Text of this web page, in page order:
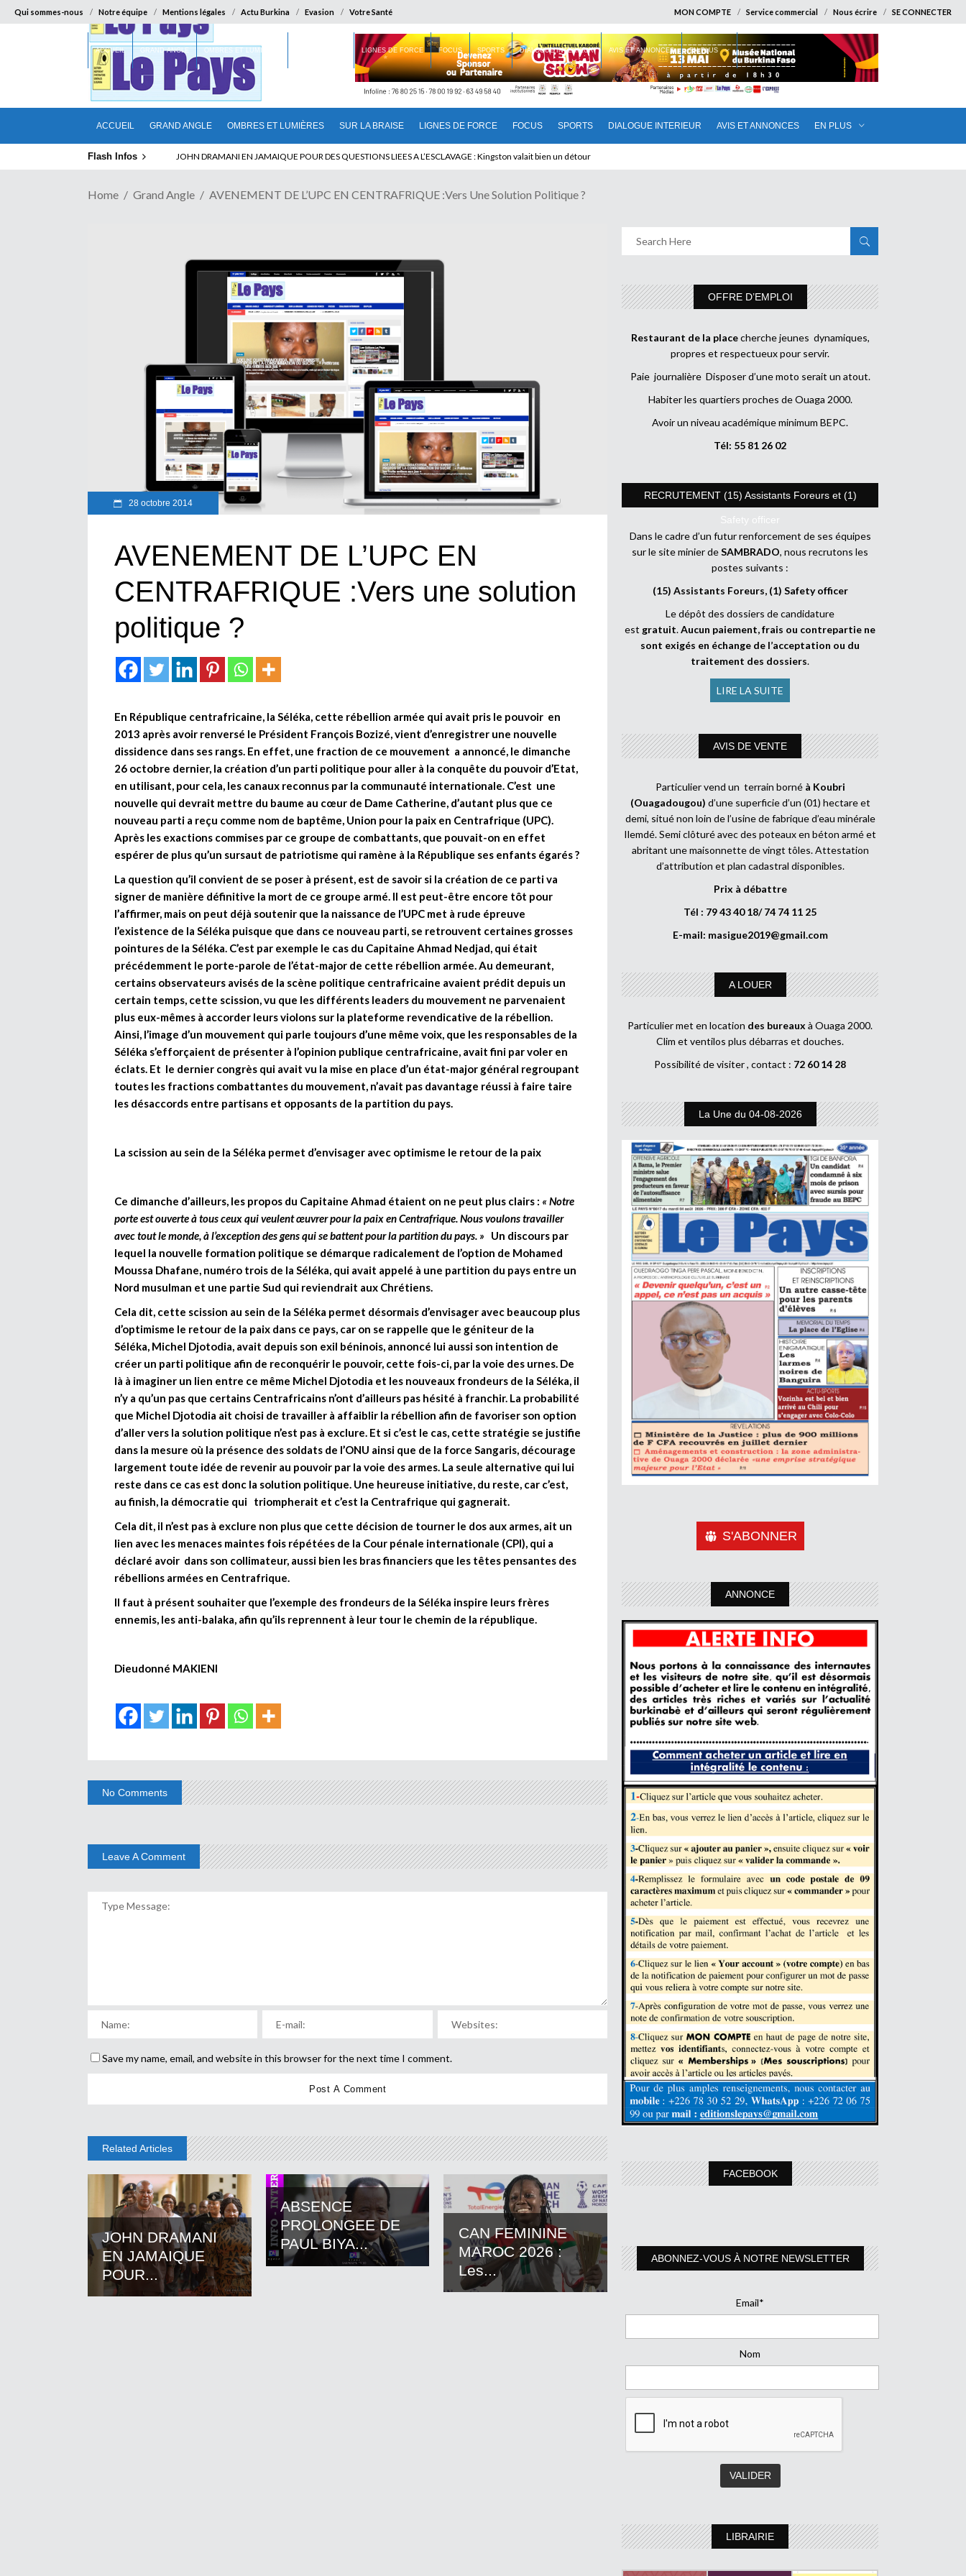
Qui sommes-nous Notre équipe Mentions légales Actu Burkina Evasion Votre Santé MON COMPTE Service commercial Nous écrire SE CONNECTER
ACCUEIL GRAND ANGLE OMBRES ET LUMIÈRES SUR LA BRAISE LIGNES DE FORCE FOCUS SPORTS DIALOGUE INTERIEUR AVIS ET ANNONCES EN PLUS
ACCUEIL GRAND ANGLE OMBRES ET LUMIÈRES LIGNES DE FORCE FOCUS SPORTS DIALOGUE INTERIEUR AVIS ET ANNONCES EN PLUS
Flash Infos ELECTION DE TALON A LA TETE DU SENAT BENINOIS : Quand Patrice quitte le pouvoir sans partir !
Home Grand Angle AVENEMENT DE L’UPC EN CENTRAFRIQUE :Vers Une Solution Politique ?
28 octobre 2014
AVENEMENT DE L’UPC EN
CENTRAFRIQUE :Vers une solution
politique ?
En République centrafricaine, la Séléka, cette rébellion armée qui avait pris le pouvoir en
2013 après avoir renversé le Président François Bozizé, vient d’enregistrer une nouvelle
dissidence dans ses rangs. En effet, une fraction de ce mouvement a annoncé, le dimanche
26 octobre dernier, la création d’un parti politique pour aller à la conquête du pouvoir d’Etat,
en utilisant, pour cela, les canaux reconnus par la communauté internationale. C’est une
nouvelle qui devrait mettre du baume au cœur de Dame Catherine, d’autant plus que ce
nouveau parti a reçu comme nom de baptême, Union pour la paix en Centrafrique (UPC).
Après les exactions commises par ce groupe de combattants, que pouvait-on en effet
espérer de plus qu’un sursaut de patriotisme qui ramène à la République ses enfants égarés ?
La question qu’il convient de se poser à présent, est de savoir si la création de ce parti va
signer de manière définitive la mort de ce groupe armé. Il est peut-être encore tôt pour
l’affirmer, mais on peut déjà soutenir que la naissance de l’UPC met à rude épreuve
l’existence de la Séléka puisque que dans ce nouveau parti, se retrouvent certaines grosses
pointures de la Séléka. C’est par exemple le cas du Capitaine Ahmad Nedjad, qui était
précédemment le porte-parole de l’état-major de cette rébellion armée. Au demeurant,
certains observateurs avisés de la scène politique centrafricaine avaient prédit depuis un
certain temps, cette scission, vu que les différents leaders du mouvement ne parvenaient
plus eux-mêmes à accorder leurs violons sur la plateforme revendicative de la rébellion.
Ainsi, l’image d’un mouvement qui parle toujours d’une même voix, que les responsables de la
Séléka s’efforçaient de présenter à l’opinion publique centrafricaine, avait fini par voler en
éclats. Et le dernier congrès qui avait vu la mise en place d’un état-major général regroupant
toutes les fractions combattantes du mouvement, n’avait pas davantage réussi à faire taire
les désaccords entre partisans et opposants de la partition du pays.
La scission au sein de la Séléka permet d’envisager avec optimisme le retour de la paix
Ce dimanche d’ailleurs, les propos du Capitaine Ahmad étaient on ne peut plus clairs : « Notre
porte est ouverte à tous ceux qui veulent œuvrer pour la paix en Centrafrique. Nous voulons travailler
avec tout le monde, à l’exception des gens qui se battent pour la partition du pays. » Un discours par
lequel la nouvelle formation politique se démarque radicalement de l’option de Mohamed
Moussa Dhafane, numéro trois de la Séléka, qui avait appelé à une partition du pays entre un
Nord musulman et une partie Sud qui reviendrait aux Chrétiens.
Cela dit, cette scission au sein de la Séléka permet désormais d’envisager avec beaucoup plus
d’optimisme le retour de la paix dans ce pays, car on se rappelle que le géniteur de la
Séléka, Michel Djotodia, avait depuis son exil béninois, annoncé lui aussi son intention de
créer un parti politique afin de reconquérir le pouvoir, cette fois-ci, par la voie des urnes. De
là à imaginer un lien entre ce même Michel Djotodia et les nouveaux frondeurs de la Séléka, il
n’y a qu’un pas que certains Centrafricains n’ont d’ailleurs pas hésité à franchir. La probabilité
que Michel Djotodia ait choisi de travailler à affaiblir la rébellion afin de favoriser son option
d’aller vers la solution politique n’est pas à exclure. Et si c’est le cas, cette stratégie se justifie
dans la mesure où la présence des soldats de l’ONU ainsi que de la force Sangaris, décourage
largement toute idée de revenir au pouvoir par la voie des armes. La seule alternative qui lui
reste dans ce cas est donc la solution politique. Une heureuse initiative, du reste, car c’est,
au finish, la démocratie qui triompherait et c’est la Centrafrique qui gagnerait.
Cela dit, il n’est pas à exclure non plus que cette décision de tourner le dos aux armes, ait un
lien avec les menaces maintes fois répétées de la Cour pénale internationale (CPI), qui a
déclaré avoir dans son collimateur, aussi bien les bras financiers que les têtes pensantes des
rébellions armées en Centrafrique.
Il faut à présent souhaiter que l’exemple des frondeurs de la Séléka inspire leurs frères
ennemis, les anti-balaka, afin qu’ils reprennent à leur tour le chemin de la république.
Dieudonné MAKIENI
No Comments
Leave A Comment
Save my name, email, and website in this browser for the next time I comment.
Related Articles
JOHN DRAMANI
EN JAMAIQUE
POUR...
ABSENCE
PROLONGEE DE
PAUL BIYA...
CAN FEMININE
MAROC 2026 :
Les...
OFFRE D’EMPLOI
Restaurant de la placecherche jeunes dynamiques,
propres et respectueux pour servir.
Paie journalière Disposer d’une moto serait un atout.
Habiter les quartiers proches de Ouaga 2000.
Avoir un niveau académique minimum BEPC.
Tél: 55 81 26 02
RECRUTEMENT (15) Assistants Foreurs et (1)
Safety officer
Dans le cadre d’un futur renforcement de ses équipes
sur le site minier deSAMBRADO, nous recrutons les
postes suivants :
(15) Assistants Foreurs, (1) Safety officer
Le dépôt des dossiers de candidature
est gratuit.Aucun paiement, frais ou contrepartie ne
sont exigés en échange de l’acceptation ou du
traitement des dossiers.
LIRE LA SUITE
AVIS DE VENTE
Particulier vend un terrain borné à Koubri
(Ouagadougou) d’une superficie d’un (01) hectare et
demi, situé non loin de l’usine de fabrique d’eau minérale
Ilemdé. Semi clôturé avec des poteaux en béton armé et
abritant une maisonnette de vingt tôles. Attestation
d’attribution et plan cadastral disponibles.
Prix à débattre
Tél : 79 43 40 18/ 74 74 11 25
E-mail: masigue2019@gmail.com
A LOUER
Particulier met en location des bureaux à Ouaga 2000.
Clim et ventilos plus débarras et douches.
Possibilité de visiter , contact : 72 60 14 28
La Une du 04-08-2026
S'ABONNER
ANNONCE
FACEBOOK
ABONNEZ-VOUS À NOTRE NEWSLETTER
Email*
Nom
LIBRAIRIE